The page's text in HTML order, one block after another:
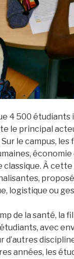
4 500 étudiants
le principal
Sur le campus,
classique. À
logistique ou
de la santé,
avec
d’autres
années, les